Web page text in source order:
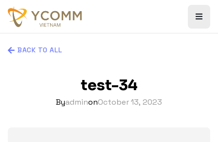
BACK TO ALL
test-34
ByadminonOctober 13, 2023